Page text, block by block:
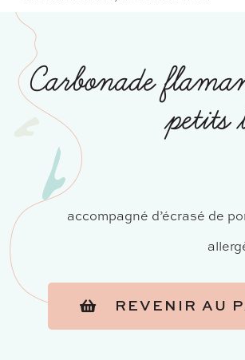
Carbonade
petits
accompagné d’écrasé de
REVENIR AU